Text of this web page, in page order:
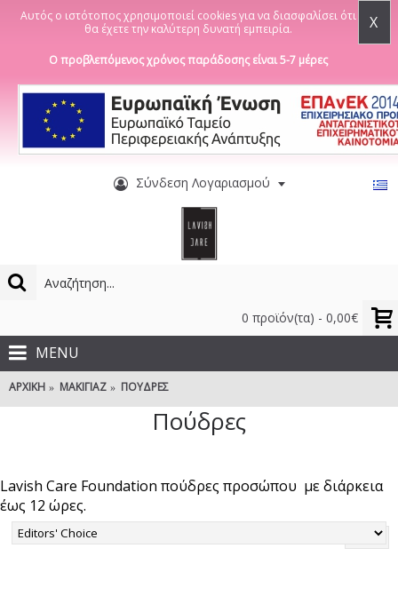
Αυτός ο ιστότοπος χρησιμοποιεί cookies για να διασφαλίσει ότι
θα έχετε την καλύτερη δυνατή εμπειρία.
X
Ο προβλεπόμενος χρόνος παράδοσης είναι 5-7 μέρες
Σύνδεση Λογαριασμού
0 προϊόν(τα) - 0,00€
MENU
ΑΡΧΙΚΉ ΜΑΚΙΓΙΆΖ ΠΟΎΔΡΕΣ
Πούδρες
Lavish Care Foundation πούδρες προσώπου με διάρκεια
έως 12 ώρες.